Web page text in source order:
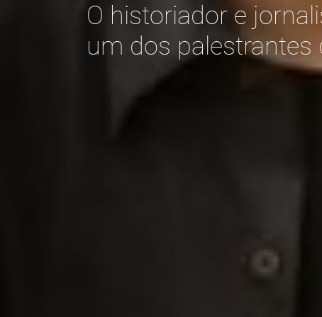
O historiador e
um dos palestrantes